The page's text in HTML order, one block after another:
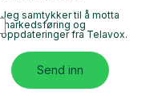
Jeg samtykker til å motta
markedsføring og
oppdateringer fra Telavox.
Send inn